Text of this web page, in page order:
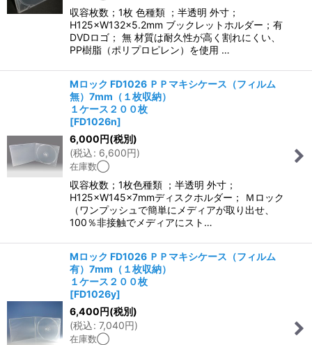
収容枚数；1枚 色種類 ；半透明 外寸；
H125×W132×5.2mm ブックレットホルダー；有
DVDロゴ； 無 材質は耐久性が高く割れにくい、
PP樹脂（ポリプロピレン）を使用 …
Mロック FD1026 ＰＰマキシケース（フィルム
無）7mm（１枚収納）
１ケース２００枚
[FD1026n]
6,000円(税別)
(税込: 6,600円)
在庫数◯
収容枚数；1枚色種類 ；半透明 外寸；
H125×W145×7mmディスクホルダー； Ｍロック
（ワンプッシュで簡単にメディアが取り出せ、
100％非接触でメディアにスト…
Mロック FD1026 ＰＰマキシケース（フィルム
有）7mm（１枚収納）
１ケース２００枚
[FD1026y]
6,400円(税別)
(税込: 7,040円)
在庫数◯